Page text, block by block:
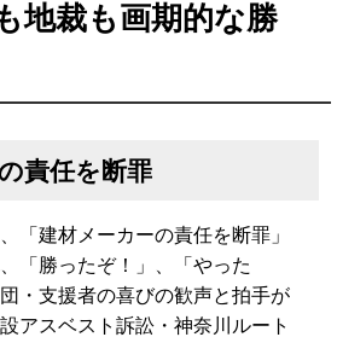
地裁も画期的な勝
責任を断罪
「建材メーカーの責任を断罪」
「勝ったぞ！」、「やった
・支援者の喜びの歓声と拍手が
アスベスト訴訟・神奈川ルート